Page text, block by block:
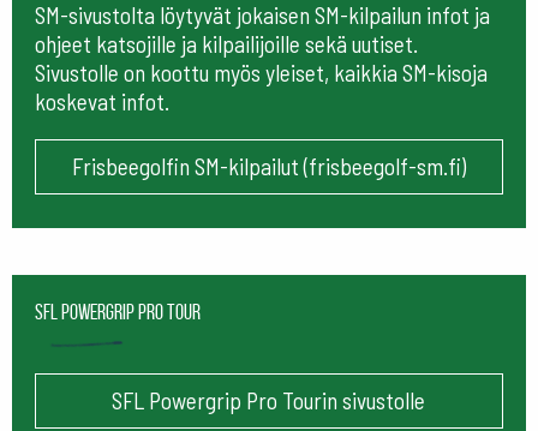
SM-sivustolta löytyvät jokaisen SM-kilpailun infot ja
ohjeet katsojille ja kilpailijoille sekä uutiset.
Sivustolle on koottu myös yleiset, kaikkia SM-kisoja
koskevat infot.
Frisbeegolfin SM-kilpailut (frisbeegolf-sm.fi)
SFL Powergrip Pro Tour
SFL Powergrip Pro Tourin sivustolle